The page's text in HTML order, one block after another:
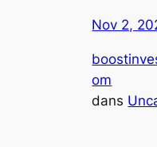
Nov 2,
om
dans